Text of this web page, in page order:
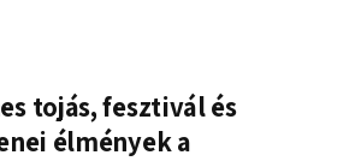
tojás, fesztivál és
élmények a